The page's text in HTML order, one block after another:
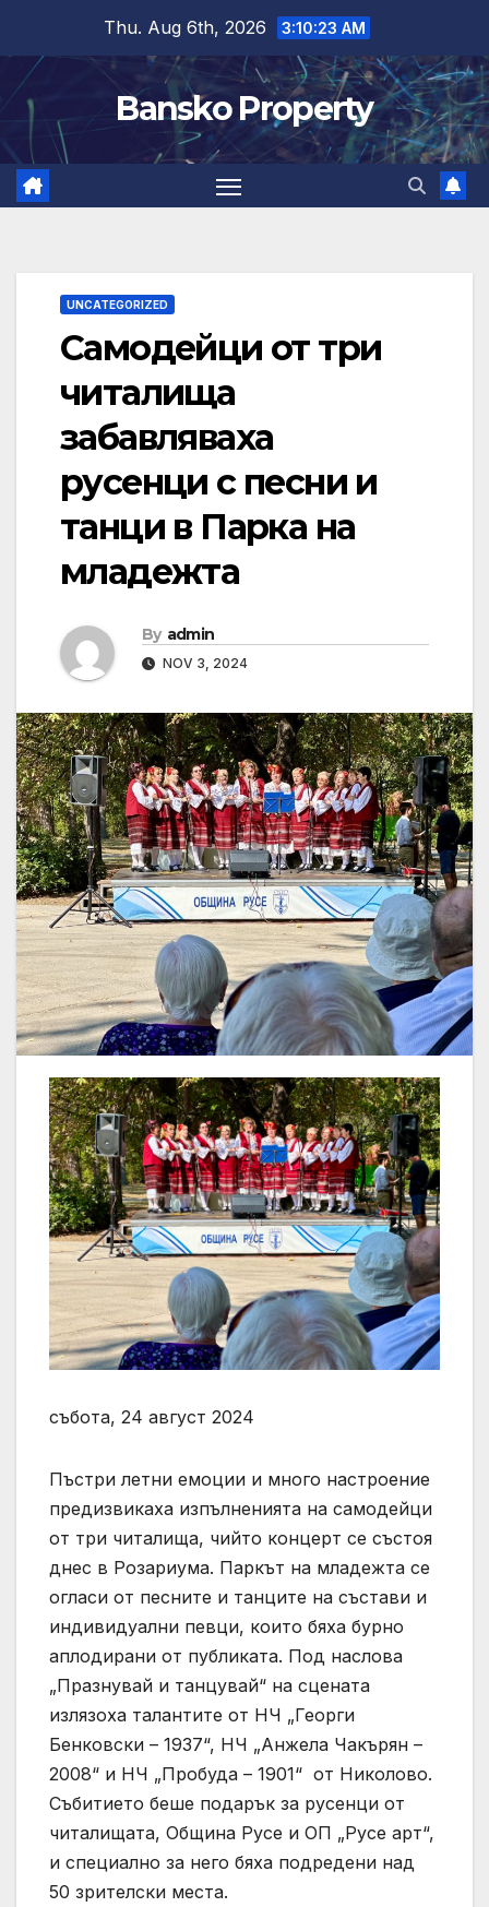
content
Thu. Aug 6th, 2026 3:10:24 AM
Bansko Property
UNCATEGORIZED
Самодейци от три
читалища
забавляваха
русенци с песни и
танци в Парка на
младежта
By admin
NOV 3, 2024
събота, 24 август 2024
Пъстри летни емоции и много настроение
предизвикаха изпълненията на самодейци
от три читалища, чийто концерт се състоя
днес в Розариума. Паркът на младежта се
огласи от песните и танците на състави и
индивидуални певци, които бяха бурно
аплодирани от публиката. Под наслова
„Празнувай и танцувай“ на сцената
излязоха талантите от НЧ „Георги
Бенковски – 1937“, НЧ „Анжела Чакърян –
2008“ и НЧ „Пробуда – 1901“ от Николово.
Събитието беше подарък за русенци от
читалищата, Община Русе и ОП „Русе арт“,
и специално за него бяха подредени над
50 зрителски места.